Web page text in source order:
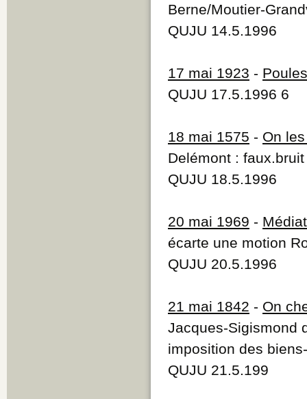
Berne/Moutier-
QUJU 14.5.1996
17 mai 1923 -
QUJU 17.5.1996 6
18 mai 1575 - On
Delémont : faux.bruit
QUJU 18.5.1996
20 mai 1969 -
écarte une motion
QUJU 20.5.1996
21 mai 1842 - On
Jacques-Sigismond
imposition des
QUJU 21.5.199